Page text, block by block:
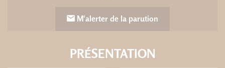
M'alerter de la parution
PRÉSENTATION